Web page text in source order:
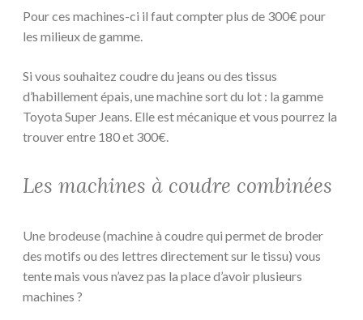
Pour ces machines-ci il faut compter plus de 300€ pour
les milieux de gamme.
Si vous souhaitez coudre du jeans ou des tissus
d’habillement épais, une machine sort du lot : la gamme
Toyota Super Jeans. Elle est mécanique et vous pourrez la
trouver entre 180 et 300€.
Les machines à coudre combinées
Une brodeuse (machine à coudre qui permet de broder
des motifs ou des lettres directement sur le tissu) vous
tente mais vous n’avez pas la place d’avoir plusieurs
machines ?